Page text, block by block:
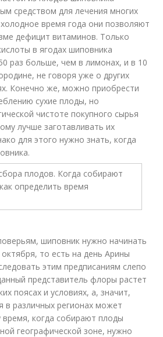
средством для лечения многих
время года они позволяют
дефицит витаминов. Только
в ягодах шиповника
раз больше, чем в лимонах, и в 10
не говоря уже о других
Конечно же, можно приобрести
сухие плоды, но
чистоте покупного сырья
лучше заготавливать их
для этого нужно знать, когда
шиповник нужно начинать
октября, то есть на день Арины
этим предписаниям слепо
представитель флоры растет
поясах и условиях, а, значит,
в различных регионах может
когда собирают плоды
географической зоне, нужно